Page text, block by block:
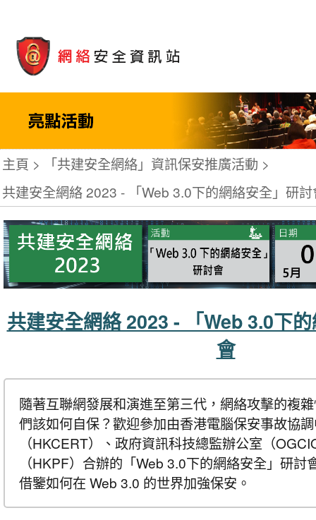
主頁
「共建安全網絡」資訊保安推廣活動
共建安全網絡 2023 - 「Web 3.0下的網絡安全」研討
共建安全網絡 2023 - 「Web 3.0下
會
隨著互聯網發展和演進至第三代，網絡攻擊的複
們該如何自保？歡迎參加由香港電腦保安事故協
（HKCERT）、政府資訊科技總監辦公室（
（HKPF）合辦的「Web 3.0下的網絡安全」研討
借鑒如何在 Web 3.0 的世界加強保安。